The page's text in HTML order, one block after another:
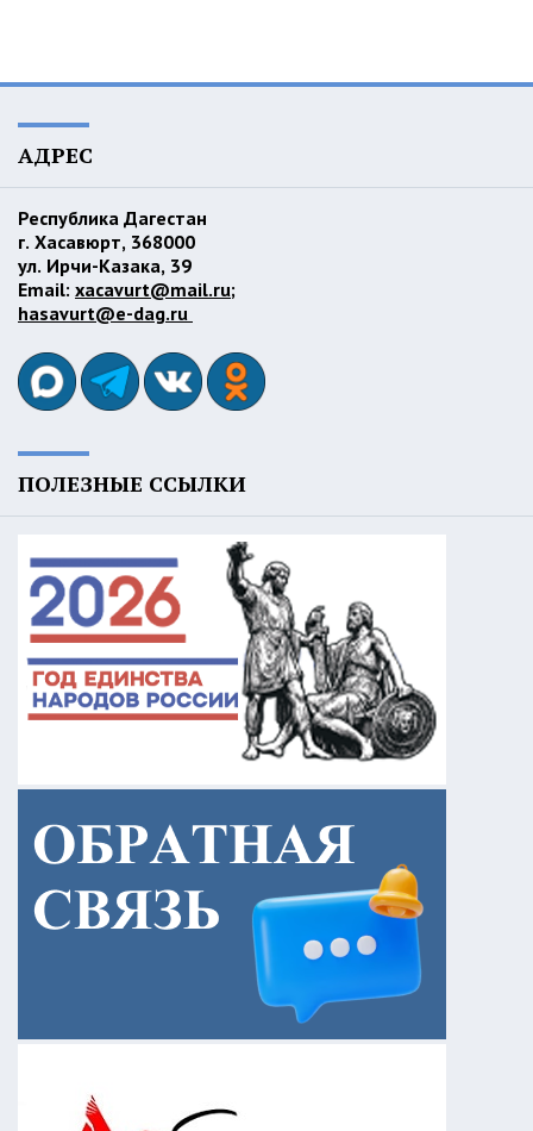
АДРЕС
Республика Дагестан
г. Хасавюрт, 368000
ул. Ирчи-Казака, 39
Email: xacavurt@mail.ru;
hasavurt@e-dag.ru
ПОЛЕЗНЫЕ ССЫЛКИ